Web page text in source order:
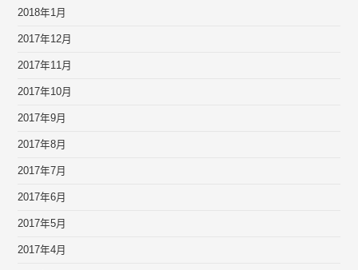
2018年1月
2017年12月
2017年11月
2017年10月
2017年9月
2017年8月
2017年7月
2017年6月
2017年5月
2017年4月